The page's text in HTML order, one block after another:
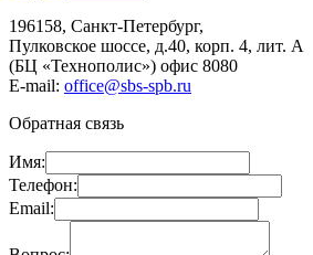
196158, Санкт-Петербург,
Пулковское шоссе, д.40, корп. 4, лит. А
(БЦ «Технополис») офис 8080
E-mail: office@sbs-spb.ru
Обратная связь
Имя:
Телефон:
Email: